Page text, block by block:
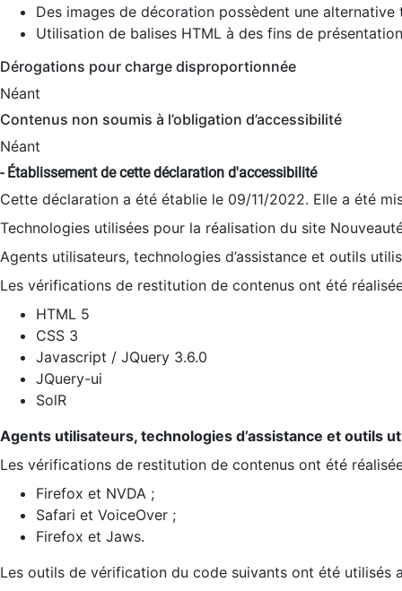
Des images de décoration possèdent une alternative
Utilisation de balises HTML à des fins de
Dérogations pour charge disproportionnée
Néant
Contenus non soumis à l’obligation d’accessibilité
Néant
- Établissement de cette déclaration d'accessibilité
Cette déclaration a été établie le 09/11/2022. Elle a été
Technologies utilisées pour la réalisation du site
Agents utilisateurs, technologies d’assistance et outils
Les vérifications de restitution de contenus ont été
HTML 5
CSS 3
Javascript / JQuery 3.6.0
JQuery-ui
SolR
Agents utilisateurs, technologies d’assistance et outils
Les vérifications de restitution de contenus ont été
Firefox et NVDA ;
Safari et VoiceOver ;
Firefox et Jaws.
Les outils de vérification du code suivants ont été utilisés